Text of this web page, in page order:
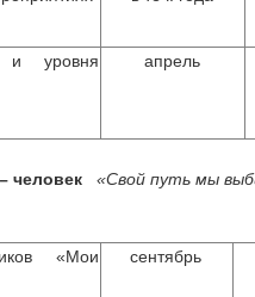
и уровня
апрель
человек «Свой путь мы
«Мои
сентябрь